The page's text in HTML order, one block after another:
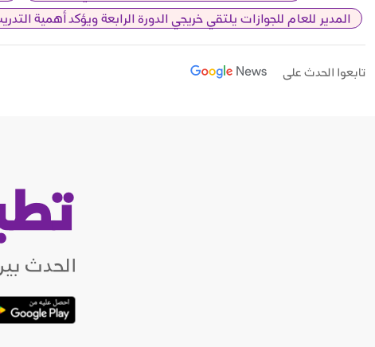
المدير للعام للجوازات يلتقي خريجي الدورة الرابعة ويؤكد أهمية
تابعوا الحدث على
الحدث